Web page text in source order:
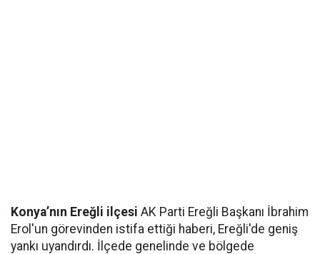
Konya’nın Ereğli ilçesi AK Parti Ereğli Başkanı İbrahim
Erol'un görevinden istifa ettiği haberi, Ereğli'de geniş
yankı uyandırdı. İlçede genelinde ve bölgede